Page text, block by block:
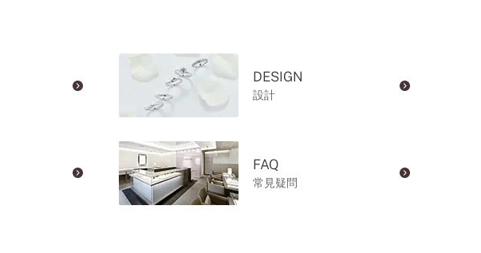
DESIGN
設計
FAQ
常見疑問